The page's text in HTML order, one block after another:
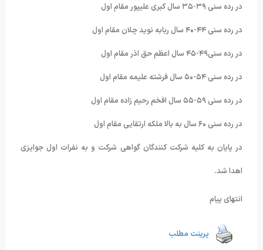
در رده سنی ۳۹-۳۵ سال کبری علیپور مقام اول
در رده سنی ۴۴-۴۰ سال ربابه نوید چلان مقام اول
در رده سنی۴۹-۴۵ سال اعظم حق اذر مقام اول
در رده سنی ۵۴-۵۰ سال فرشته علیمه مقام اول
در رده سنی ۵۹-۵۵ سال افخم رحیم زاده مقام اول
در رده سنی ۶۰ سال به بالا ملکه ارتقایی مقام اول
در پایان به کلیه شرکت کنندگان گواهی شرکت و به نفرات اول جوایزی
اهدا شد.
انتهای پیام
پرینت مطلب